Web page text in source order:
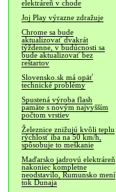
elektráreň v chode
Joj Play výrazne zdražuje
Chrome sa bude
aktualizovať dvakrát
týždenne, v budúcnosti sa
bude aktualizovať bez
reštartov
Slovensko.sk má opäť
technické problémy
Spustená výroba flash
pamäte s novým najvyšším
počtom vrstiev
Železnice znižujú kvôli teplu
rýchlosť iba na 50 km/h,
spôsobuje to meškanie
Maďarsko jadrovú elektráreň
nakoniec kompletne
neodstavilo, Rumunsko mení
tok Dunaja